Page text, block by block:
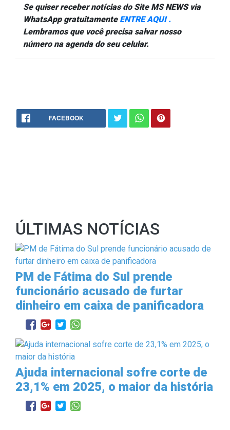
Se quiser receber notícias do Site MS NEWS via
WhatsApp gratuitamente ENTRE AQUI .
Lembramos que você precisa salvar nosso
número na agenda do seu celular.
FACEBOOK
ÚLTIMAS NOTÍCIAS
PM de Fátima do Sul prende
funcionário acusado de furtar
dinheiro em caixa de panificadora
Ajuda internacional sofre corte de
23,1% em 2025, o maior da história